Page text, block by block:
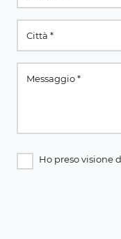
Ho preso visione